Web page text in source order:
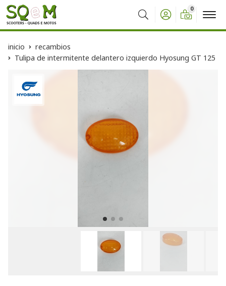
Buscar
0
inicio
recambios
Tulipa de intermitente delantero izquierdo Hyosung GT 125